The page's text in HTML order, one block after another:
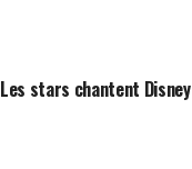
Les stars chantent Disney